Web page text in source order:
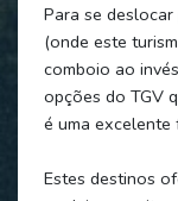
Para se
(onde este
comboio ao
opções do TGV
é uma excelente
Estes destinos